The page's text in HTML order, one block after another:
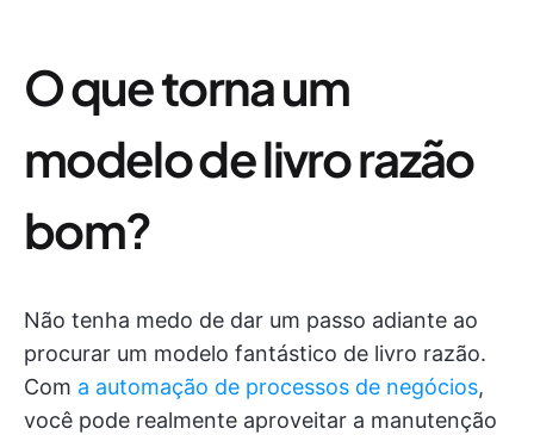
O que torna um
modelo de livro razão
bom?
Não tenha medo de dar um passo adiante ao
procurar um modelo fantástico de livro razão.
Com a automação de processos de negócios,
você pode realmente aproveitar a manutenção